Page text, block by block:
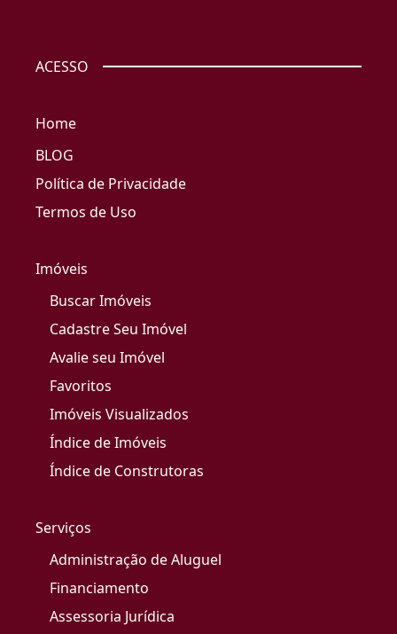
ACESSO
Home
BLOG
Política de Privacidade
Termos de Uso
Imóveis
Buscar Imóveis
Cadastre Seu Imóvel
Avalie seu Imóvel
Favoritos
Imóveis Visualizados
Índice de Imóveis
Índice de Construtoras
Serviços
Administração de Aluguel
Financiamento
Assessoria Jurídica